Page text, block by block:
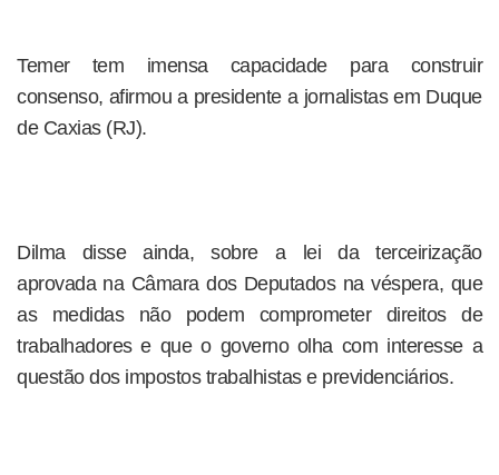
Temer tem imensa capacidade para construir
consenso, afirmou a presidente a jornalistas em Duque
de Caxias (RJ).
Dilma disse ainda, sobre a lei da terceirização
aprovada na Câmara dos Deputados na véspera, que
as medidas não podem comprometer direitos de
trabalhadores e que o governo olha com interesse a
questão dos impostos trabalhistas e previdenciários.